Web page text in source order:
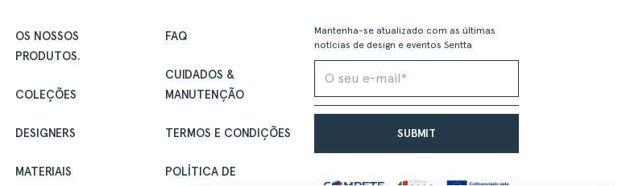
OS NOSSOS
PRODUTOS.
COLEÇÕES
DESIGNERS
MATERIAIS
FAQ
CUIDADOS &
MANUTENÇÃO
TERMOS E CONDIÇÕES
POLÍTICA DE
Mantenha-se atualizado com as últimas
notícias de design e eventos Sentta